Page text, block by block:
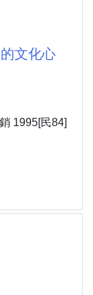
文化心
1995[民84]